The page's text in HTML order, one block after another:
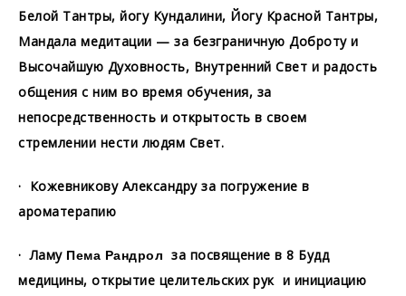
Белой Тантры, йогу Кундалини, Йогу Красной Тантры,
Мандала медитации — за безграничную Доброту и
Высочайшую Духовность, Внутренний Свет и радость
общения с ним во время обучения, за
непосредственность и открытость в своем
стремлении нести людям Свет.
· Кожевникову Александру за погружение в
ароматерапию
· Ламу Пема Рандрол
за посвящение в 8 Будд
медицины, открытие целительских рук и инициацию